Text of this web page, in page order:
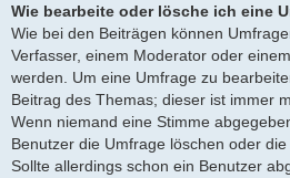
Wie bearbeite oder lösche ich eine
Wie bei den Beiträgen können
Verfasser, einem Moderator oder
werden. Um eine Umfrage zu
Beitrag des Themas; dieser ist immer
Wenn niemand eine Stimme
Benutzer die Umfrage löschen oder
Sollte allerdings schon ein Benutzer